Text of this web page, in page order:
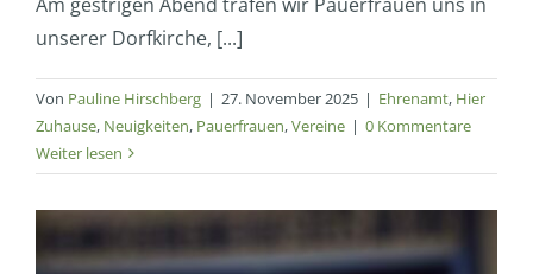
unserer Dorfkirche, [...]
Von Pauline Hirschberg | 27. November 2025 | Ehrenamt, Hier
Zuhause, Neuigkeiten, Pauerfrauen,Vereine | 0 Kommentare
Weiter lesen